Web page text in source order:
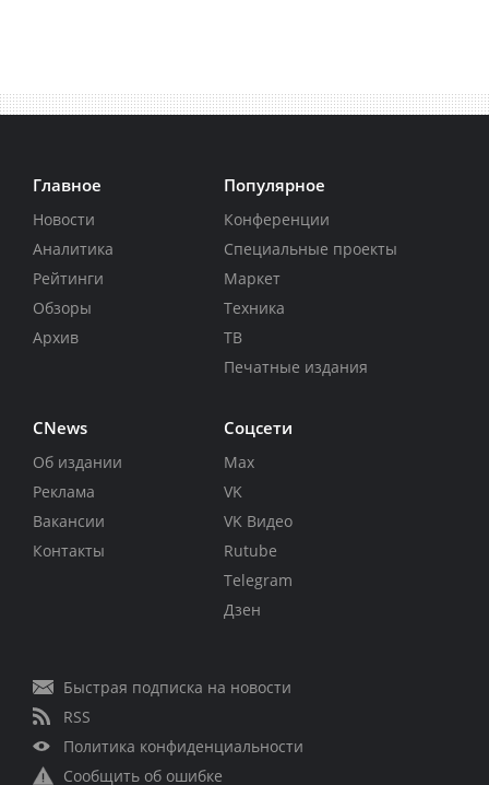
Главное
Новости
Аналитика
Рейтинги
Обзоры
Архив
Популярное
Конференции
Специальные проекты
Маркет
Техника
ТВ
Печатные издания
CNews
Об издании
Реклама
Вакансии
Контакты
Соцсети
Max
VK
VK Видео
Rutube
Telegram
Дзен
Быстрая подписка на новости
RSS
Политика конфиденциальности
Сообщить об ошибке